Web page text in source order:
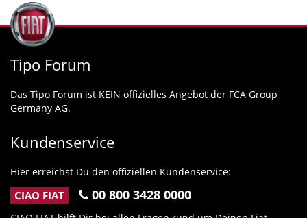
Tipo Forum
Das Tipo Forum ist KEIN offizielles Angebot der FCA Group
Germany AG.
Kundenservice
Hier erreichst Du den offiziellen Kundenservice:
CIAO FIAT 00 800 3428 0000